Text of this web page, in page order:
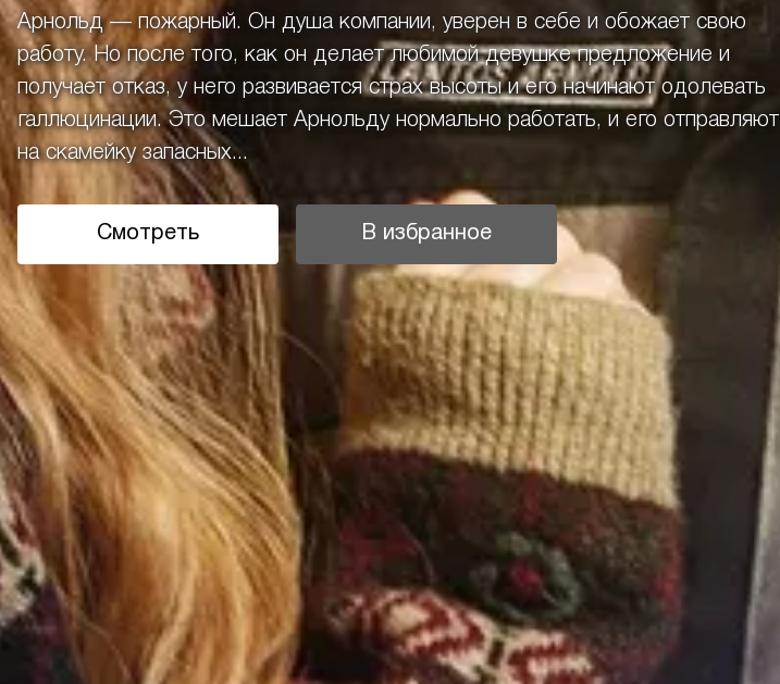
Арнольд — пожарный. Он душа компании, уверен в себе и обожает свою
работу. Но после того, как он делает любимой девушке предложение и
получает отказ, у него развивается страх высоты и его начинают одолевать
галлюцинации. Это мешает Арнольду нормально работать, и его отправляют
на скамейку запасных...
Смотреть В избранное